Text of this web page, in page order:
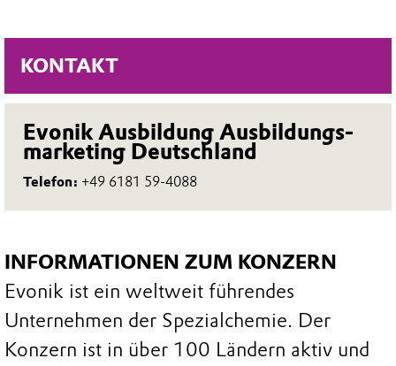
KONTAKT
Evonik Ausbildung Ausbildungs-
marketing Deutschland
Telefon: +49 6181 59-4088
INFORMATIONEN ZUM KONZERN
Evonik ist ein weltweit führendes
Unternehmen der Spezialchemie. Der
Konzern ist in über 100 Ländern aktiv und